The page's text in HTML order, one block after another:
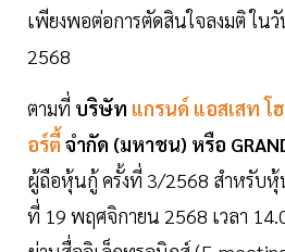
เพียงพอต่อการตัดสินใจลงมติ ใน
2568
ตามที่ บริษัท แกรนด์ แอสเสท
อร์ตี้ จำกัด (มหาชน) หรือ
ผู้ถือหุ้นกู้ ครั้งที่ 3/2568 สำหรับหุ้
ที่ 19 พฤศจิกายน 2568 เวลา